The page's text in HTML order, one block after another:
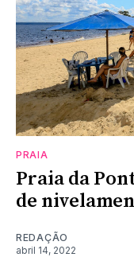
PRAIA
Praia da
de
REDAÇÃO
abril 14, 2022